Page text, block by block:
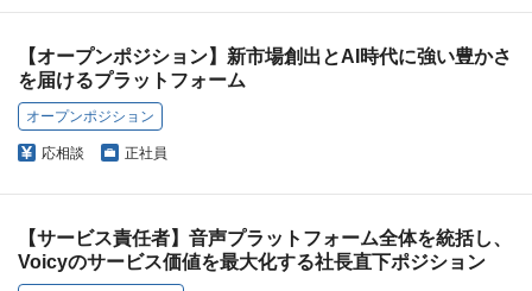
【オープンポジション】新市場創出とAI時代に強い豊かさ
を届けるプラットフォーム
オープンポジション
応相談 正社員
【サービス責任者】音声プラットフォーム全体を統括し、
Voicyのサービス価値を最大化する社長直下ポジション